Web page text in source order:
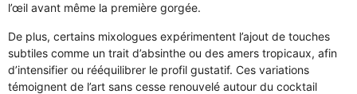
l’œil avant même la première gorgée.
De plus, certains mixologues expérimentent l’ajout de touches
subtiles comme un trait d’absinthe ou des amers tropicaux, afin
d’intensifier ou rééquilibrer le profil gustatif. Ces variations
témoignent de l’art sans cesse renouvelé autour du cocktail